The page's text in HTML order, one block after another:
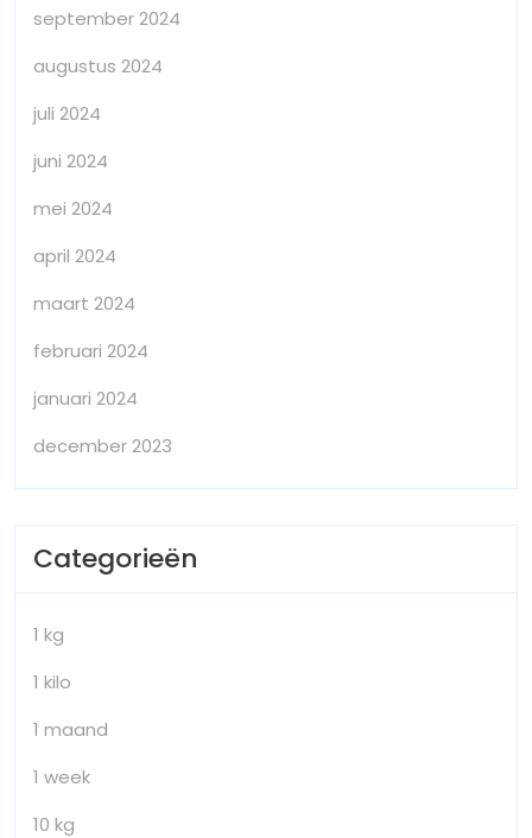
september 2024
augustus 2024
juli 2024
juni 2024
mei 2024
april 2024
maart 2024
februari 2024
januari 2024
december 2023
Categorieën
1 kg
1 kilo
1 maand
1 week
10 kg